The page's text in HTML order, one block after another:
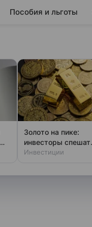
Пособия и льготы
Золото на пике:
инвесторы спешат
покупать металл
Инвестиции